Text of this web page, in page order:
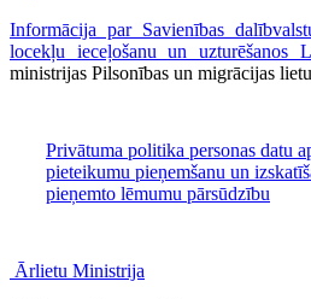
Informācija par Savienības
locekļu ieceļošanu un uzturēšanos
ministrijas Pilsonības un migrācijas
Privātuma politika personas datu
pieteikumu pieņemšanu un
pieņemto lēmumu pārsūdzību
Ārlietu Ministrija